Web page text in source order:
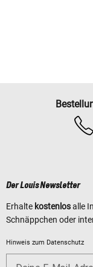
Der Louis Newsletter
Erhalte kostenlosalle
Schnäppchen oder
Hinweis zum Datenschutz